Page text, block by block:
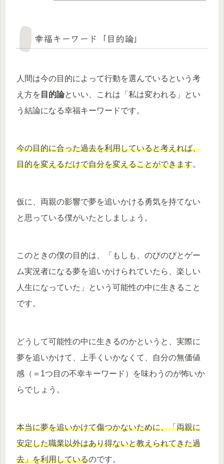
幸福キーワード「目的論」
人間は今の目的によって行動を選んでいるという考
え方を 目的論といい、これは「私は変われる」とい
う結論になる幸福キーワードです。
今の目的に合った過去を利用していると考えれば、
目的を変えるだけで自分を変えることができます。
仮に、両親の影響で夢を追いかける勇気を持てない
と思っている僕がいたとしましょう。
このときの僕の目的は、「もしも、のびのびとゲー
ム実況者になる夢を追いかけられていたら、楽しい
人生になっていた」という可能性の中に生きること
です。
どうして可能性の中に生きるのかというと、実際に
夢を追いかけて、上手くいかなくて、自分の無価値
感（＝1つ目の不幸キーワード）を味わうのが怖いか
らでしょう。
本当に夢を追いかけて傷つかないために、「両親に
安定した職業以外はあり得ないと教えられてきた過
去」を利用しているのです。